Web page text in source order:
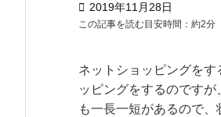
 2019年11月28日
この記事を読む目安時間：約2分
ネットショッピングを
ッピングをするのです
も一長一短があるので